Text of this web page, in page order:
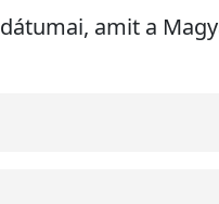
amit a